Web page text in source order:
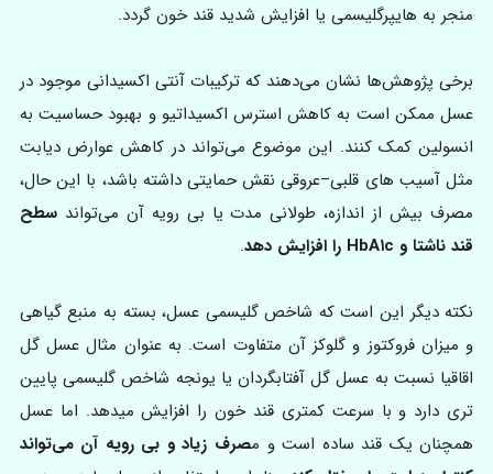
منجر به هایپرگلیسمی یا افزایش شدید قند خون گردد.
برخی پژوهش‌ها نشان می‌دهند که ترکیبات آنتی اکسیدانی موجود در
عسل ممکن است به کاهش استرس اکسیداتیو و بهبود حساسیت به
انسولین کمک کنند. این موضوع می‌تواند در کاهش عوارض دیابت
مثل آسیب های قلبی–عروقی نقش حمایتی داشته باشد، با این حال،
مصرف بیش از اندازه، طولانی مدت یا بی رویه آن می‌تواندسطح
قند ناشتا و HbA۱c را افزایش دهد
.
نکته دیگر این است که شاخص گلیسمی عسل، بسته به منبع گیاهی
و میزان فروکتوز و گلوکز آن متفاوت است. به عنوان مثال عسل گل
اقاقیا نسبت به عسل گل آفتابگردان یا یونجه شاخص گلیسمی پایین
تری دارد و با سرعت کمتری قند خون را افزایش میدهد. اما عسل
همچنان یک قند ساده است و مصرف زیاد و بی رویه آن می‌تواند